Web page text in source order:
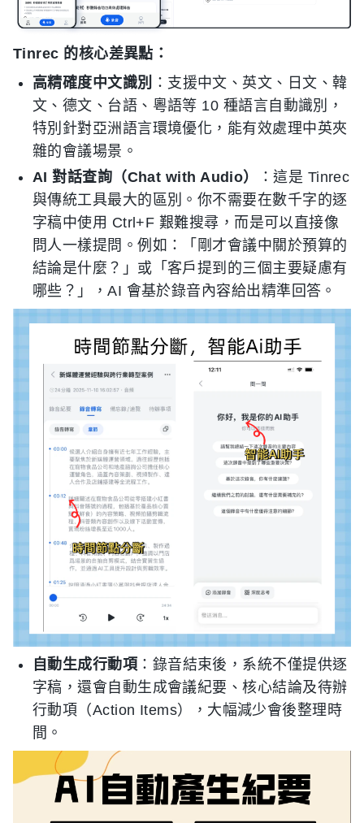
Tinrec 的核心差異點：
高精確度中文識別
：支援中文、英文、日文、韓
文、德文、台語、粵語等 10 種語言自動識別，
特別針對亞洲語言環境優化，能有效處理中英夾
雜的會議場景。
AI 對話查詢（Chat with Audio）
：這是 Tinrec
與傳統工具最大的區別。你不需要在數千字的逐
字稿中使用 Ctrl+F 艱難搜尋，而是可以直接像
問人一樣提問。例如：「剛才會議中關於預算的
結論是什麼？」或「客戶提到的三個主要疑慮有
哪些？」，AI 會基於錄音內容給出精準回答。
自動生成行動項 ：錄音結束後，系統不僅提供逐
字稿，還會自動生成會議紀要、核心結論及待辦
行動項（Action Items），大幅減少會後整理時
間。